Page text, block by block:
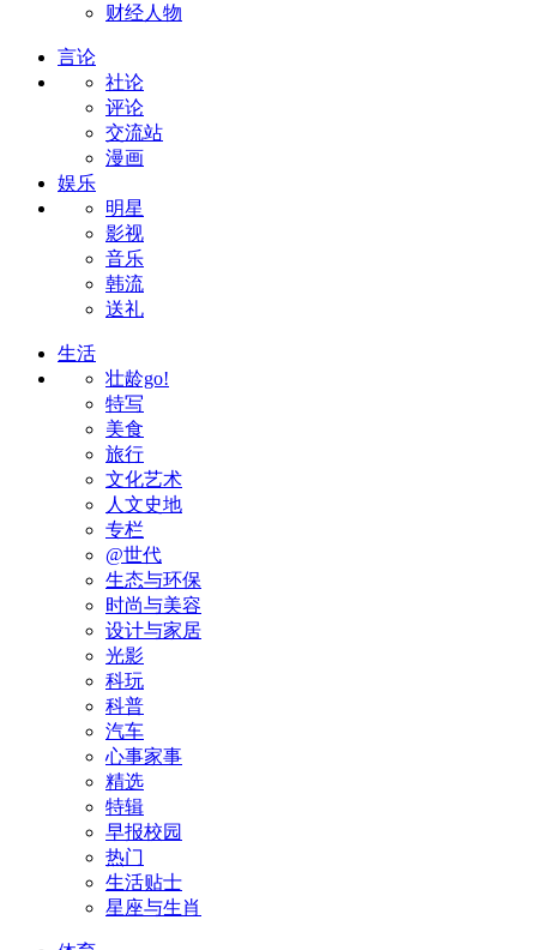
财经人物
言论
社论
评论
交流站
漫画
娱乐
明星
影视
音乐
韩流
送礼
生活
壮龄go!
特写
美食
旅行
文化艺术
人文史地
专栏
@世代
生态与环保
时尚与美容
设计与家居
光影
科玩
科普
汽车
心事家事
精选
特辑
早报校园
热门
生活贴士
星座与生肖